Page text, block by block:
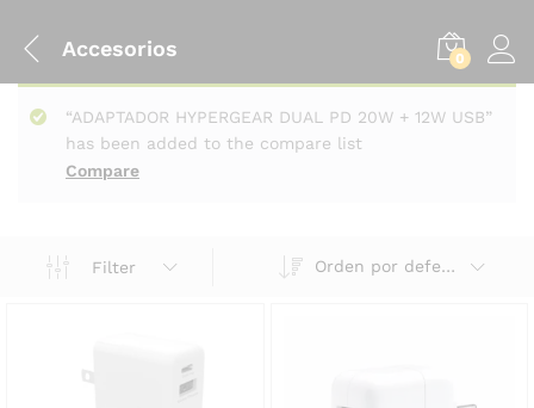
Accesorios 0
Compare
“ADAPTADOR HYPERGEAR DUAL PD 20W + 12W USB”
has been added to the compare list
Filter Orden por defecto